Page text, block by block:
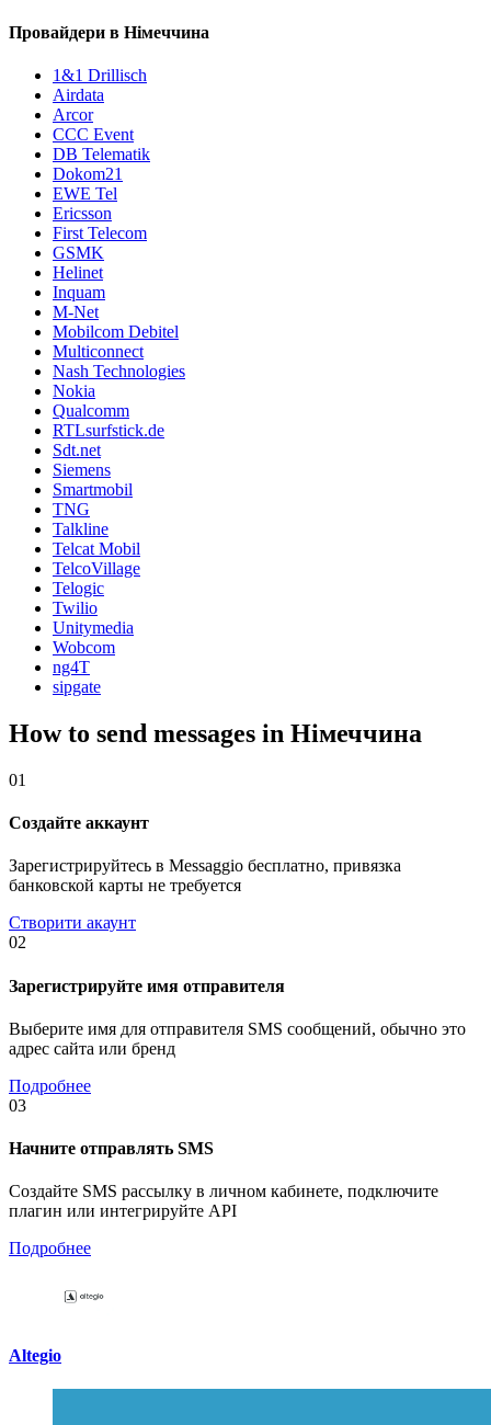
Провайдери в Німеччина
1&1 Drillisch
Airdata
Arcor
CCC Event
DB Telematik
Dokom21
EWE Tel
Ericsson
First Telecom
GSMK
Helinet
Inquam
M-Net
Mobilcom Debitel
Multiconnect
Nash Technologies
Nokia
Qualcomm
RTLsurfstick.de
Sdt.net
Siemens
Smartmobil
TNG
Talkline
Telcat Mobil
TelcoVillage
Telogic
Twilio
Unitymedia
Wobcom
ng4T
sipgate
How to send messages in Німеччина
01
Создайте аккаунт
Зарегистрируйтесь в Messaggio бесплатно, привязка
банковской карты не требуется
Створити акаунт
02
Зарегистрируйте имя отправителя
Выберите имя для отправителя SMS сообщений, обычно это
адрес сайта или бренд
Подробнее
03
Начните отправлять SMS
Создайте SMS рассылку в личном кабинете, подключите
плагин или интегрируйте API
Подробнее
Altegio